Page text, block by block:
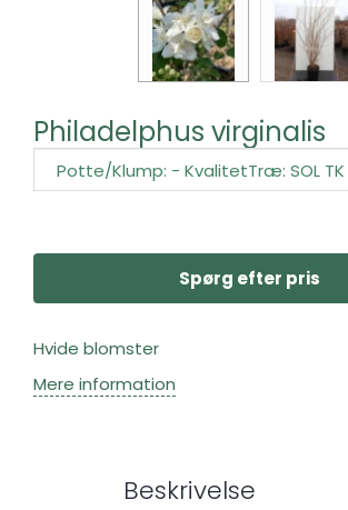
Philadelphus virginalis
Spørg efter pris
Hvide blomster
Mere information
Beskrivelse